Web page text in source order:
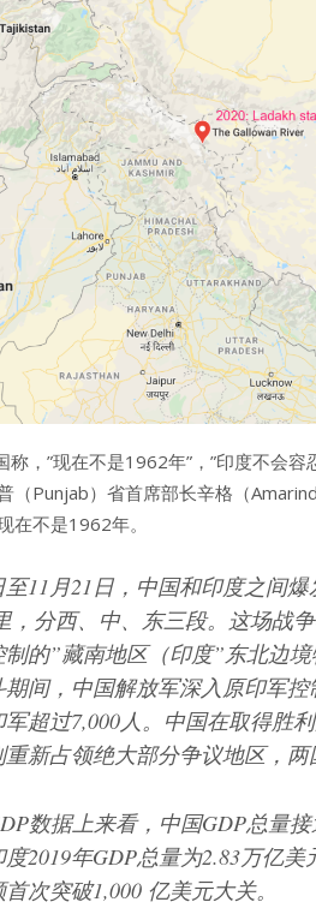
，”现在不是1962年”，”印度不会
（Punjab）省首席部长辛格（
在不是1962年。
至11月21日，中国和印度之间
，分西、中、东三段。这场战
的”藏南地区（印度”东北边
间，中国解放军深入原印军
超过7,000人。中国在取得胜
新占领绝大部分争议地区，两
数据上来看，中国GDP总量
2019年GDP总量为2.83万亿美
次突破1,000 亿美元大关。